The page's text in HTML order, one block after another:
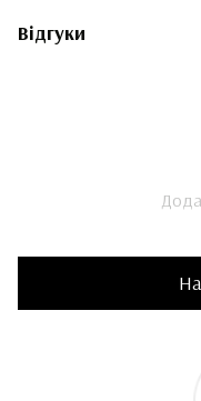
Відгуки